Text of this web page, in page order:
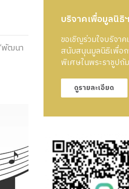
พัฒนา
บริจาคเพื่อมูลนิธิฯ
ขอเชิญร่วมใจบริจาค
สนับสนุนมูลนิธิเพื่อ
พิเศษในพระราชูปถั
ดูรายละเอียด